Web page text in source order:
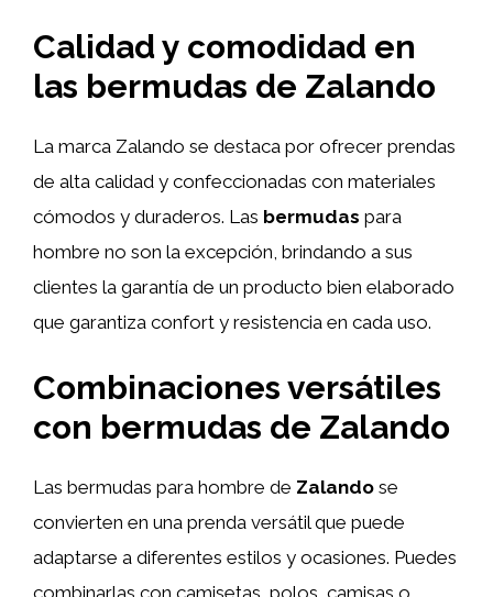
Calidad y comodidad en
las bermudas de Zalando
La marca Zalando se destaca por ofrecer prendas
de alta calidad y confeccionadas con materiales
cómodos y duraderos. Las bermudas para
hombre no son la excepción, brindando a sus
clientes la garantía de un producto bien elaborado
que garantiza confort y resistencia en cada uso.
Combinaciones versátiles
con bermudas de Zalando
Las bermudas para hombre de Zalando se
convierten en una prenda versátil que puede
adaptarse a diferentes estilos y ocasiones. Puedes
combinarlas con camisetas, polos, camisas o